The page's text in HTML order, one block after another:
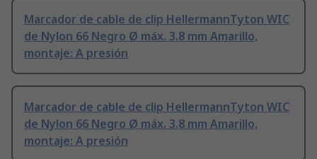
Marcador de cable de clip HellermannTyton WIC
de Nylon 66 Negro Ø máx. 3.8 mm Amarillo,
montaje: A presión
Marcador de cable de clip HellermannTyton WIC
de Nylon 66 Negro Ø máx. 3.8 mm Amarillo,
montaje: A presión